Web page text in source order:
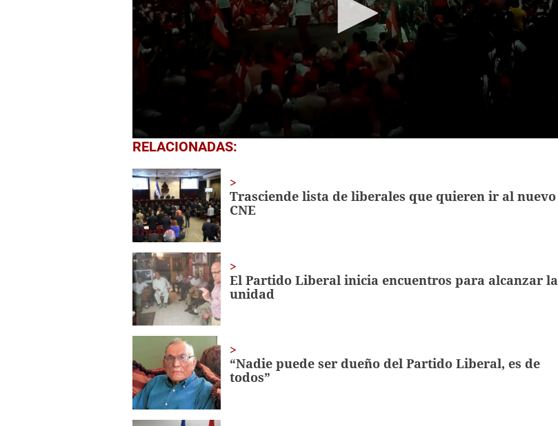
0
seconds
1
minute,
31
secondsVolume
0%
RELACIONADAS:
Trasciende lista de liberales que quieren ir al nuevo
CNE
El Partido Liberal inicia encuentros para alcanzar la
unidad
“Nadie puede ser dueño del Partido Liberal, es de
todos”